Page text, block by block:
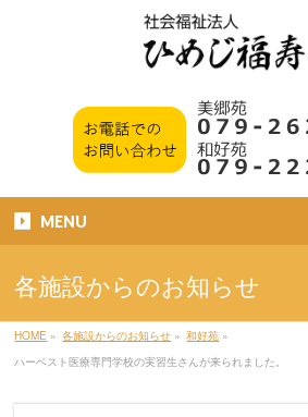
MENU
各施設からのお知らせ
HOME » 各施設からのお知らせ » 和好苑 »
ハーベスト医療専門学校の実習生さんが来られました。